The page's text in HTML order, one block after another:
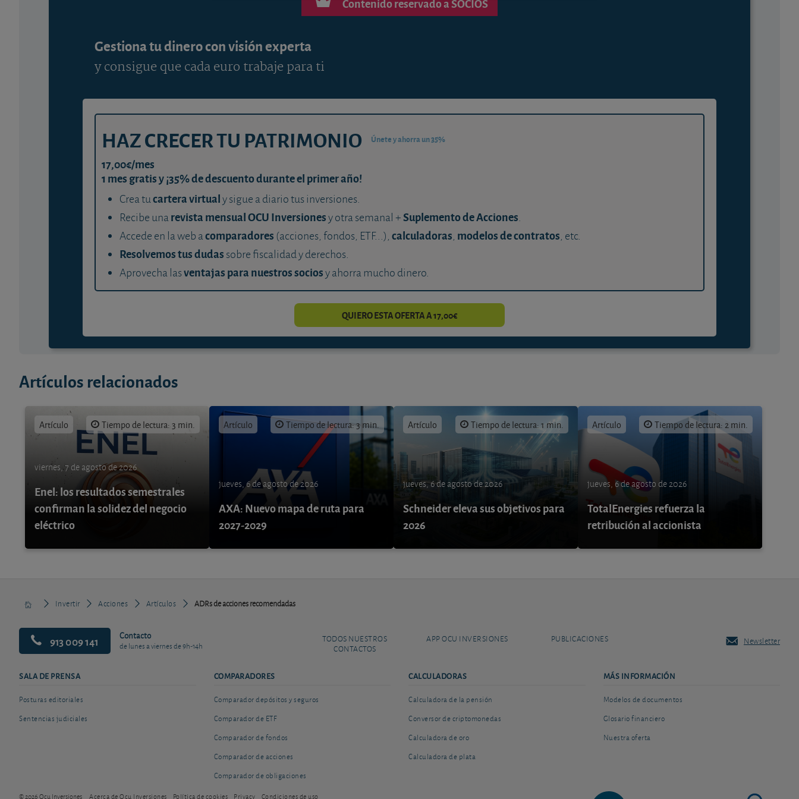
Gestiona tu dinero con visión experta
y consigue que cada euro trabaje para ti
HAZ CRECER TU PATRIMONIO Únete y ahorra un 35%
17,00€/mes
1 mes gratis y ¡35% de descuento durante el primer año!
Crea tucartera virtualy sigue a diario tus inversiones.
Recibe unarevista mensual OCU Inversionesy otra semanal +Suplemento de Acciones.
Accede en la web acomparadores (acciones, fondos, ETF...), calculadoras, modelos de contratos, etc.
Resolvemos tus dudas sobre fiscalidad y derechos.
Aprovecha lasventajas para nuestros sociosy ahorra mucho dinero.
QUIERO ESTA OFERTA A 17,00€
Artículos relacionados
Artículo Tiempo de lectura: 3 min.
viernes, 7 de agosto de 2026
Enel: los resultados semestrales
confirman la solidez del negocio
eléctrico
Artículo Tiempo de lectura: 3 min.
jueves, 6 de agosto de 2026
AXA: Nuevo mapa de ruta para
2027-2029
Artículo Tiempo de lectura: 1 min.
jueves, 6 de agosto de 2026
Schneider eleva sus objetivos para
2026
Artículo Tiempo de lectura: 2 min.
jueves, 6 de agosto de 2026
TotalEnergies refuerza la
retribución al accionista
Invertir Acciones Artículos ADRs de acciones recomendadas
913 009 141 Contacto
de lunes a viernes de 9h-14h
TODOS NUESTROS
CONTACTOS
APP OCU INVERSIONES PUBLICACIONES Newsletter
SALA DE PRENSA
Posturas editoriales
Sentencias judiciales
COMPARADORES
Comparador depósitos y seguros
Comparador de ETF
Comparador de fondos
Comparador de acciones
Comparador de obligaciones
CALCULADORAS
Calculadora de la pensión
Conversor de criptomonedas
Calculadora de oro
Calculadora de plata
MÁS INFORMACIÓN
Modelos de documentos
Glosario financiero
Nuestra oferta
© 2026 Ocu Inversiones Acerca de Ocu Inversiones Política de cookies Privacy Condiciones de uso